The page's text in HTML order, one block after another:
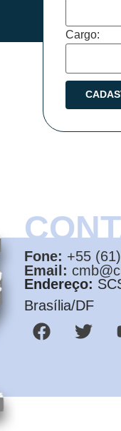
Cargo:
Fone: +55
Email:
Endereço:
Brasília/DF